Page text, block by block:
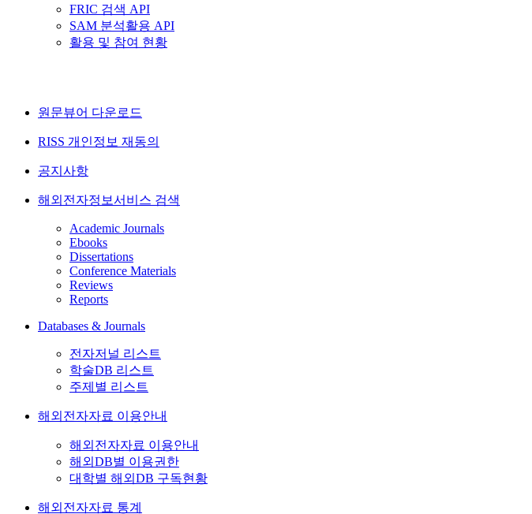
FRIC 검색 API
SAM 분석활용 API
활용 및 참여 현황
원문뷰어 다운로드
RISS 개인정보 재동의
공지사항
해외전자정보서비스 검색
Academic Journals
Ebooks
Dissertations
Conference Materials
Reviews
Reports
Databases & Journals
전자저널 리스트
학술DB 리스트
주제별 리스트
해외전자자료 이용안내
해외전자자료 이용안내
해외DB별 이용권한
대학별 해외DB 구독현황
해외전자자료 통계